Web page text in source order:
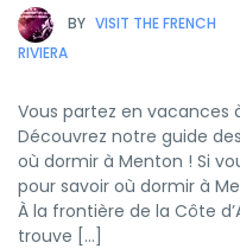
BY VISIT THE FRENCH
RIVIERA
Vous partez en vacances
Découvrez notre guide
où dormir à Menton ! Si
pour savoir où dormir à
À la frontière de la Côte
trouve […]